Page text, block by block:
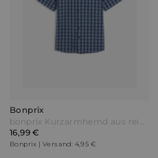
Bonprix
bonprix Kurzarmhemd aus reiner Baumwolle Blau
16,99 €
Bonprix | Versand: 4,95 €